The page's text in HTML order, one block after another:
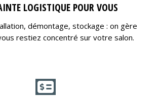
LOGISTIQUE POUR VOUS
démontage, stockage : on gère
restiez concentré sur votre salon.